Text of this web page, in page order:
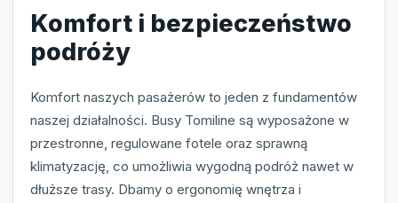
Komfort i bezpieczeństwo
podróży
Komfort naszych pasażerów to jeden z fundamentów
naszej działalności. Busy Tomiline są wyposażone w
przestronne, regulowane fotele oraz sprawną
klimatyzację, co umożliwia wygodną podróż nawet w
dłuższe trasy. Dbamy o ergonomię wnętrza i